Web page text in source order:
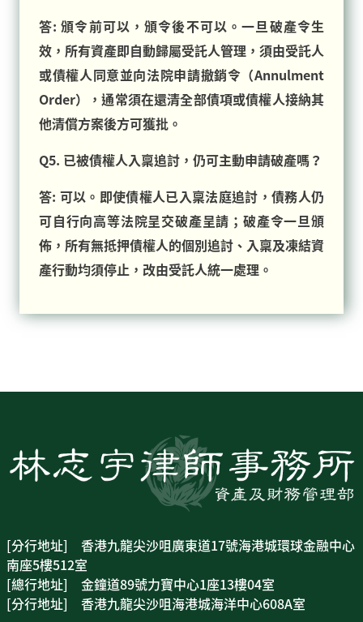
答: 頒令前可以，頒令後不可以。一旦破產令生
效，所有資產即自動歸屬受託人管理，須由受託人
或債權人同意並向法院申請撤銷令（Annulment
Order），通常須在還清全部債項或債權人接納其
他清償方案後方可獲批。
Q5. 已被債權人入稟追討，仍可主動申請破產嗎？
答: 可以。即使債權人已入稟法庭追討，債務人仍
可自行向高等法院呈交破產呈請；破產令一旦頒
佈，所有無抵押債權人的個別追討、入稟及凍結資
產行動均須停止，改由受託人統一處理。
[分行地址] 香港九龍尖沙咀廣東道17號海港城環球金融中心
南座5樓512室
[總行地址] 金鐘道89號力寶中心1座13樓04室
[分行地址] 香港九龍尖沙咀海港城海洋中心608A室